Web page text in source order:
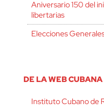
Aniversario 150 del
libertarias
Elecciones
DE LA WEB CUBANA
Instituto Cubano de